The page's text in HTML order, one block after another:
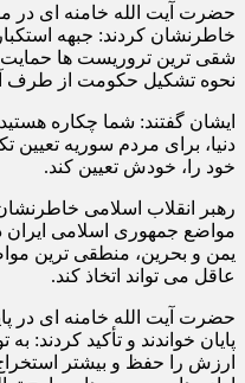
حضرت آیت الله خامنه ای در
خاطرنشان کردند: جبهه
شقی ترین تروریست ها حمایت
نحوه تشکیل حکومت از
ایشان گفتند: شما چکاره
دنیا، برای مردم سوریه
خود را، خودش تعیین کند.
رهبر انقلاب اسلامی
مواضع جمهوری اسلامی ایران
یمن و بحرین، منطقی ترین
عاقل می تواند اتخاذ کند.
حضرت آیت الله خامنه ای در
پایان خواندند و تأکید کردند:
ارزش را حفظ و بیشتر